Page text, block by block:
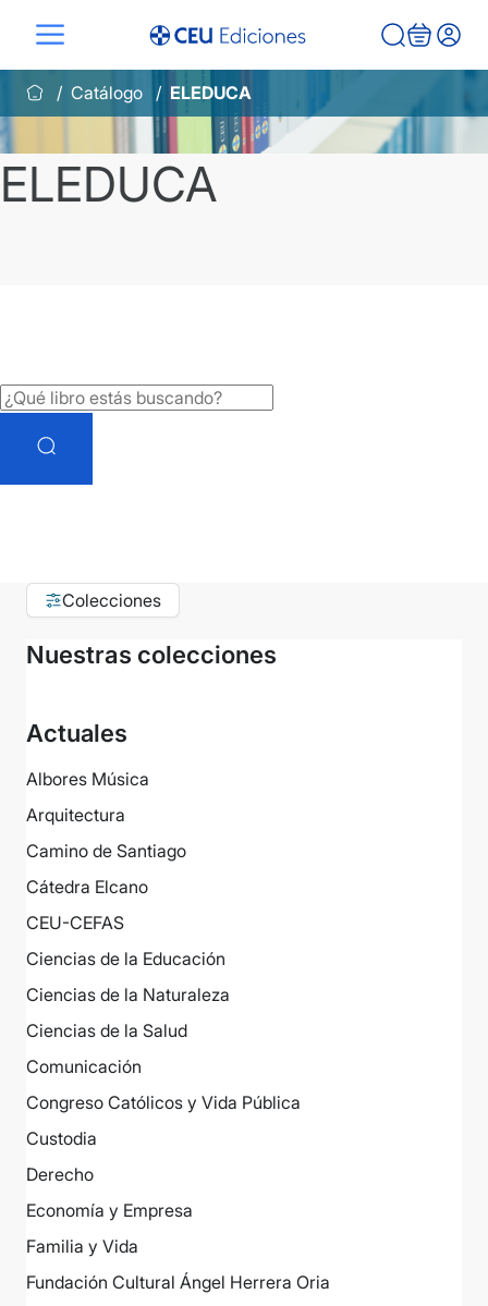
contenido
Catálogo
ELEDUCA
ELEDUCA
Colecciones
Nuestras colecciones
Actuales
Albores Música
Arquitectura
Camino de Santiago
Cátedra Elcano
CEU-CEFAS
Ciencias de la Educación
Ciencias de la Naturaleza
Ciencias de la Salud
Comunicación
Congreso Católicos y Vida Pública
Custodia
Derecho
Economía y Empresa
Familia y Vida
Fundación Cultural Ángel Herrera Oria